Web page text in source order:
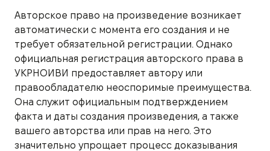
Авторское право на произведение возникает
автоматически с момента его создания и не
требует обязательной регистрации. Однако
официальная регистрация авторского права в
УКРНОИВИ предоставляет автору или
правообладателю неоспоримые преимущества.
Она служит официальным подтверждением
факта и даты создания произведения, а также
вашего авторства или прав на него. Это
значительно упрощает процесс доказывания